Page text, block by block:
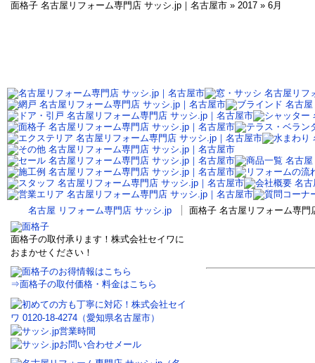
面格子 名古屋リフォーム専門店 サッシ.jp｜名古屋市 » 2017 » 6月
名古屋 リフォーム専門店 サッシ.jp 面格子 名古屋リフォーム専
面格子の取付承ります！株式会社セイワに
おまかせください！
⇒面格子の取付価格・料金はこちら